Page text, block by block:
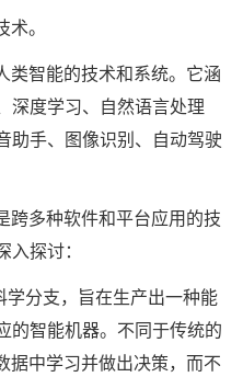
。
类智能的技术和系统。它涵
深度学习、自然语言处理
助手、图像识别、自动驾驶
跨多种软件和平台应用的技
入探讨：
学分支，旨在生产出一种能
的智能机器。不同于传统的
据中学习并做出决策，而不